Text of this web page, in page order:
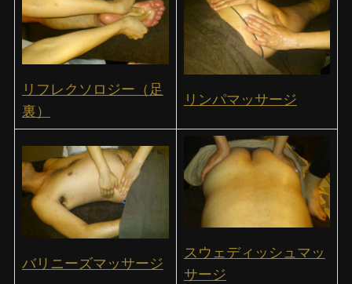
リフレクソロジー（足
裏）
リンパマッサージ
バリニーズマッサージ
スウェディッシュマッ
サージ